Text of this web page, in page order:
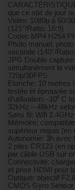
que ce soit de jour
Vidéo: 1080p à 60/
(121°/Ratio: 16:9)
Codec MP4 H264
Photo manuel,
seconde (140°/
JPG Double
simultanément la
720p/30FPS
Etanche: 10 mètres
testée et éprouvée
d’utilisation: -10⁰ C
32kHz – 48kHz
Sans fil: Wifi
Mémoire:
supérieur requis (en
Autonomie: 3h avec
2 piles CR123 (en
par câble USB sur
Connectivité:
et prise HDMI pour
Optique: objectif
CMOS Gyro Sensor